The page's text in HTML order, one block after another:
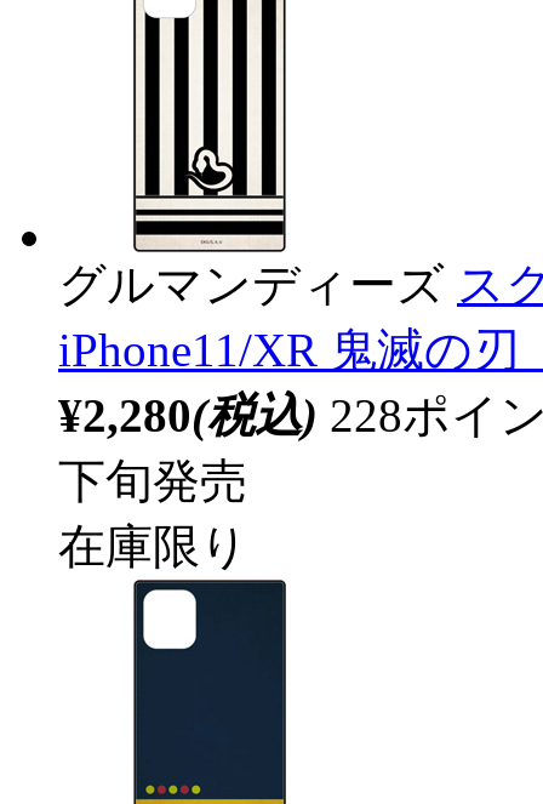
グルマンディーズ ス
iPhone11/XR 鬼滅の
¥2,280(税込) 228ポイ
下旬発売
在庫限り